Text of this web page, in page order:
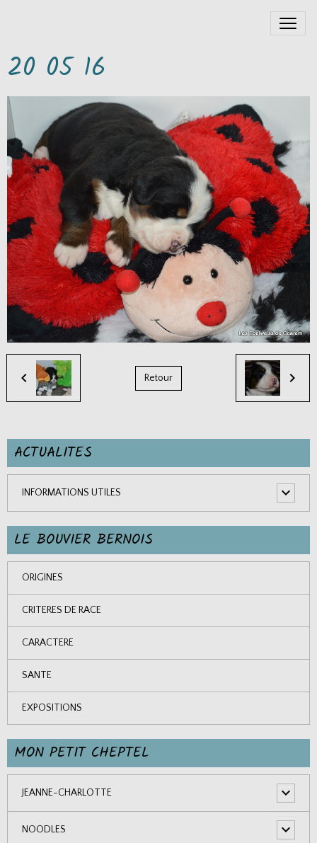
20 05 16
Retour
ACTUALITES
INFORMATIONS UTILES
LE BOUVIER BERNOIS
ORIGINES
CRITERES DE RACE
CARACTERE
SANTE
EXPOSITIONS
MON PETIT CHEPTEL
JEANNE-CHARLOTTE
NOODLES